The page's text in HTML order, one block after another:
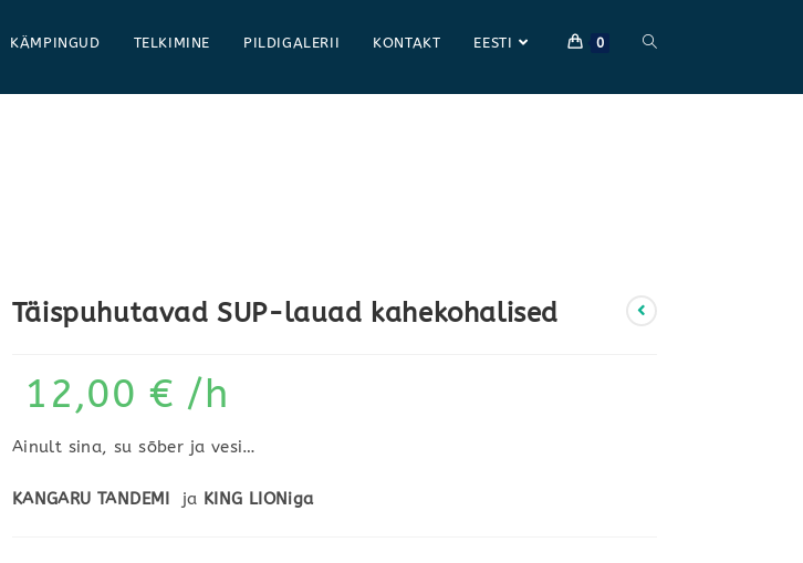
KÄMPINGUD TELKIMINE PILDIGALERII KONTAKT EESTI 0
Täispuhutavad SUP-lauad kahekohalised
12,00 € /h
Ainult sina, su sõber ja vesi…
KANGARU TANDEMI ja KING LIONiga